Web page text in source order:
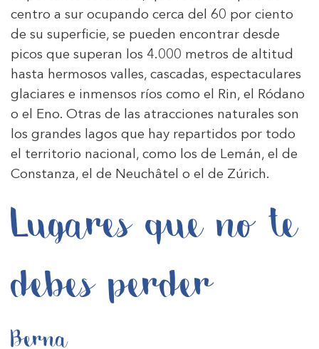
centro a sur ocupando cerca del 60 por ciento
de su superficie, se pueden encontrar desde
picos que superan los 4.000 metros de altitud
hasta hermosos valles, cascadas, espectaculares
glaciares e inmensos ríos como el Rin, el Ródano
o el Eno. Otras de las atracciones naturales son
los grandes lagos que hay repartidos por todo
el territorio nacional, como los de Lemán, el de
Constanza, el de Neuchâtel o el de Zúrich.
Lugares que no te
debes perder
Berna